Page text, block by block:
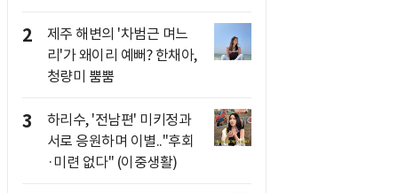
2
제주 해변의 '차범근 며느
리'가 왜이리 예뻐? 한채아,
청량미 뿜뿜
3
하리수, '전남편' 미키정과
서로 응원하며 이별.."후회
·미련 없다" (이중생활)